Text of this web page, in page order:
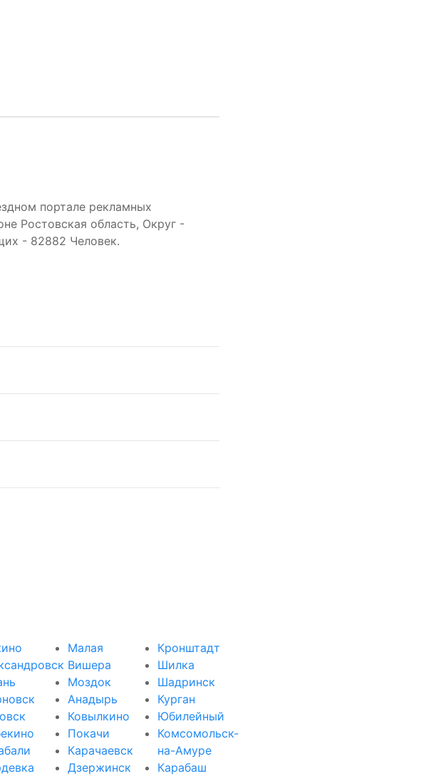
портале рекламных
Ростовская область, Округ -
- 82882 Человек.
Малая
Вишера
Моздок
Анадырь
Ковылкино
Покачи
Карачаевск
Дзержинск
Кронштадт
Шилка
Шадринск
Курган
Юбилейный
Комсомольск-
на-Амуре
Карабаш